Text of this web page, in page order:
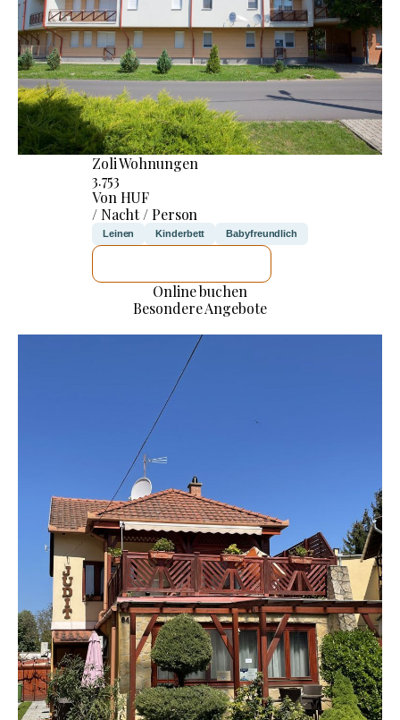
Zoli Wohnungen
3.753
Von HUF
/ Nacht / Person
Leinen Kinderbett Babyfreundlich
Online buchen
Besondere Angebote